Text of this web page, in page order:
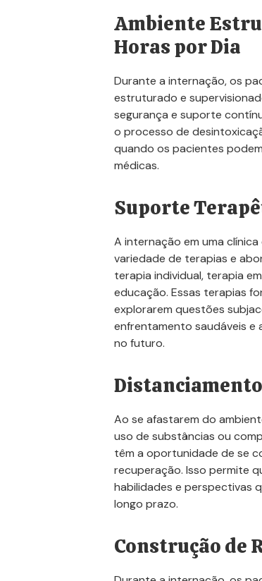
Ambiente
Horas por Dia
Durante a internação, os
estruturado e
segurança e suporte
o processo de
quando os pacientes
médicas.
Suporte
A internação em uma
variedade de terapias e
terapia individual, terapia
educação. Essas terapias
explorarem questões
enfrentamento saudáveis e
no futuro.
Ao se afastarem do
uso de substâncias ou
têm a oportunidade de se
recuperação. Isso permite
habilidades e perspectivas
longo prazo.
Construção de